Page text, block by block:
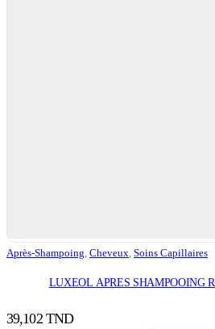
Après-Shampoing, Cheveux, Soins Capillaires
LUXEOL APRES SHAMPOOING
39,102 TND